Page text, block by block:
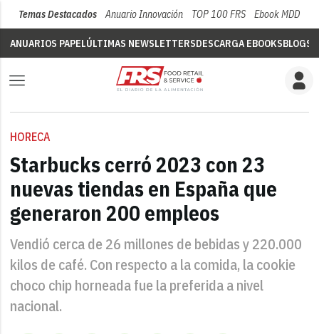
Temas Destacados Anuario Innovación TOP 100 FRS Ebook MDD
ANUARIOS PAPELÚLTIMAS NEWSLETTERSDESCARGA EBOOKSBLOGS
HORECA
Starbucks cerró 2023 con 23
nuevas tiendas en España que
generaron 200 empleos
Vendió cerca de 26 millones de bebidas y 220.000
kilos de café. Con respecto a la comida, la cookie
choco chip horneada fue la preferida a nivel
nacional.